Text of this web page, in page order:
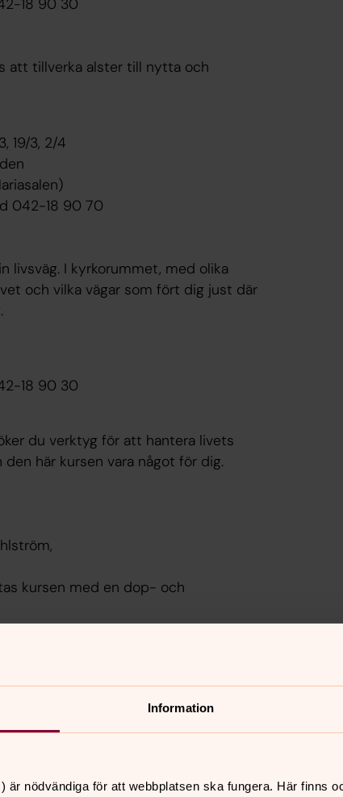
Information
är nödvändiga för att webbplatsen ska fungera. Här finns
18 90 30
att tillverka alster till nytta och
19/3, 2/4
042-18 90 70
livsväg. I kyrkorummet, med olika
och vilka vägar som fört dig just där
18 90 30
du verktyg för att hantera livets
här kursen vara något för dig.
kursen med en dop- och
år erbjuds i Gustav Adolfs kyrka ett
just får reflektera och
workshops: